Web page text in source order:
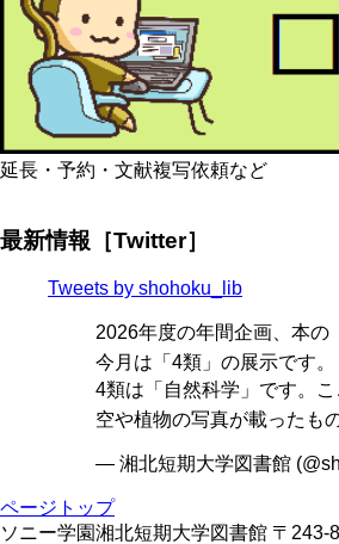
延長・予約・文献複写依頼など
最新情報［Twitter］
Tweets by shohoku_lib
2026年度の年間企画、本の
今月は「4類」の展示です。
4類は「自然科学」です。
空や植物の写真が載ったも
— 湘北短期大学図書館
ページトップ
ソニー学園湘北短期大学図書館 〒